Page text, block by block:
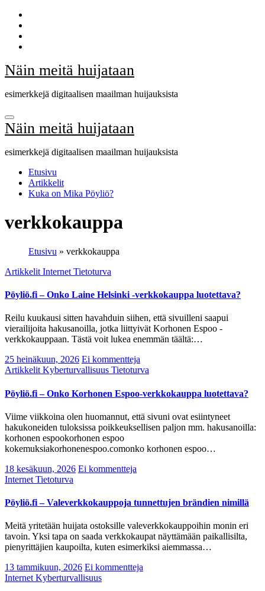
Skip
content
Näin meitä huijataan
esimerkkejä digitaalisen maailman huijauksista
Näin meitä huijataan
esimerkkejä digitaalisen maailman huijauksista
Etusivu
Artikkelit
Kuka on Mika Pöyliö?
verkkokauppa
Etusivu » verkkokauppa
Artikkelit Internet Tietoturva
Pöyliö.fi – Onko Laine Helsinki -verkkokauppa luotettava?
Reilu kuukausi sitten havahduin siihen, että sivuilleni saapui
vierailijoita hakusanoilla, jotka liittyivät Korhonen Espoo -
verkkokauppaan. Tästä voit lukea enemmän täältä:…
25 heinäkuun, 2026 Ei kommentteja
ArtikkelitKyberturvallisuus Tietoturva
Pöyliö.fi – Onko Korhonen Espoo-verkkokauppa luotettava?
Viime viikkoina olen huomannut, että sivuni ovat esiintyneet
hakukoneiden tuloksissa poikkeuksellisen paljon mm. hakusanoilla:
korhonen espookorhonen espoo
kokemuksiakorhonenespoo.comonko korhonen espoo…
18 kesäkuun, 2026 Ei kommentteja
Internet Tietoturva
Pöyliö.fi – Valeverkkokauppoja tunnettujen brändien nimillä
Meitä yritetään huijata ostoksille valeverkkokauppoihin monin eri
tavoin. Yksi tapa on saada verkkokaupat näyttämään paikallisilta,
pienyrittäjien kaupoilta, kuten esimerkiksi aiemmassa…
13 tammikuun, 2026 Ei kommentteja
InternetKyberturvallisuus